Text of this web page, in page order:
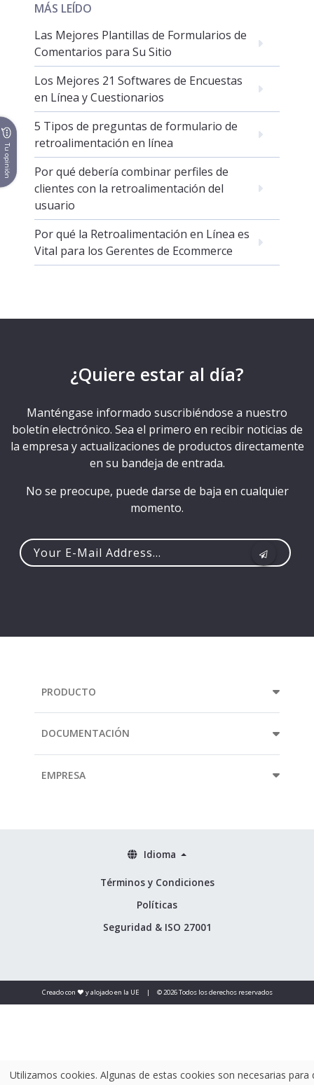
MÁS LEÍDO
Las Mejores Plantillas de Formularios de
Comentarios para Su Sitio
Los Mejores 21 Softwares de Encuestas
en Línea y Cuestionarios
5 Tipos de preguntas de formulario de
retroalimentación en línea
Por qué debería combinar perfiles de
clientes con la retroalimentación del
usuario
Por qué la Retroalimentación en Línea es
Vital para los Gerentes de Ecommerce
¿Quiere estar al día?
Manténgase informado suscribiéndose a nuestro
boletín electrónico. Sea el primero en recibir noticias de
la empresa y actualizaciones de productos directamente
en su bandeja de entrada.
No se preocupe, puede darse de baja en cualquier
momento.
PRODUCTO
DOCUMENTACIÓN
EMPRESA
Términos y Condiciones
Políticas
Seguridad & ISO 27001
Idioma
Creado con ❤️ y alojado en la UE | © 2026 Todos los derechos reservados
Utilizamos cookies. Algunas de estas cookies son necesarias para
Tu opinión